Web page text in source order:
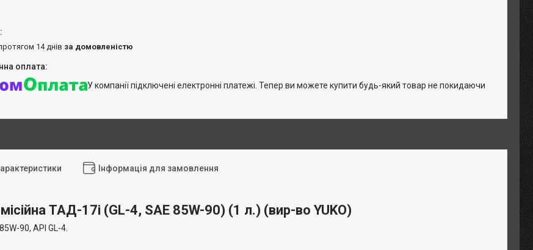
14 днів за домовленістю
У компанії підключені електронні платежі. Тепер ви можете купити будь-який товар не покидаючи
Інформація для замовлення
ТАД-17і (GL-4, SAE 85W-90) (1 л.) (вир-во YUKO)
90, API GL-4.